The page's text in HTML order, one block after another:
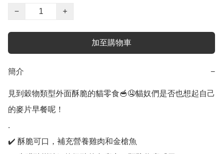
−
+
加至購物車
簡介 −
見到穀物類型外面酥脆的貓零食🥣🤤貓奴們是否也想起自己
的麥片早餐呢！
.
✔️ 酥脆可口，補充營養雞肉和金槍魚